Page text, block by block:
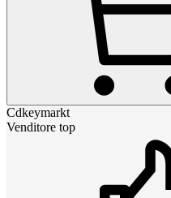
Cdkeymarkt
Venditore top